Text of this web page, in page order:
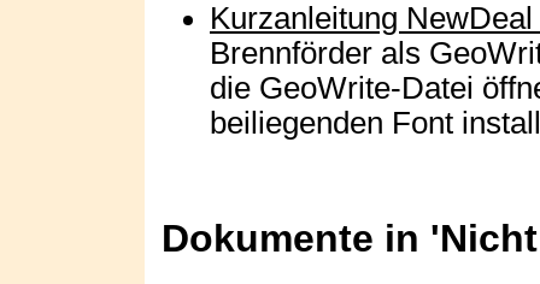
Kurzanleitung
Brennförder als
die GeoWrite-Datei
beiliegenden Font
Dokumente in